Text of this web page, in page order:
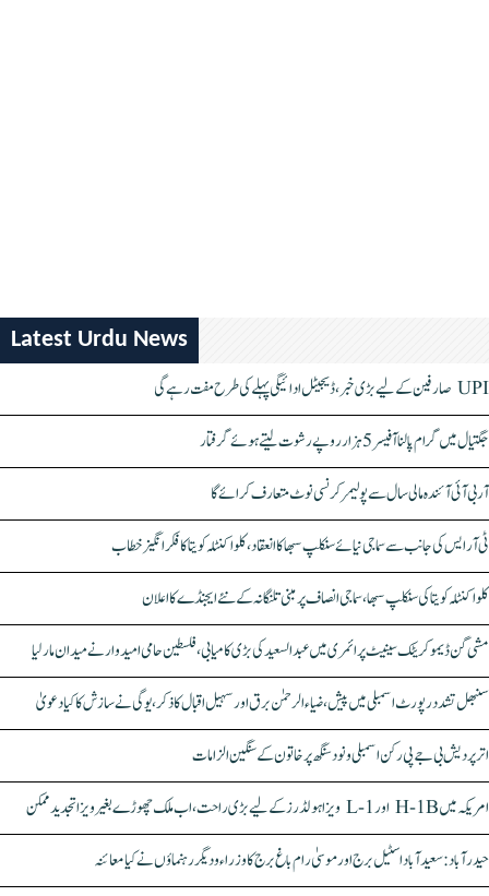
Latest Urdu News
UPI صارفین کے لیے بڑی خبر، ڈیجیٹل ادائیگی پہلے کی طرح مفت رہے گی
جگتیال میں گرام پالنا آفیسر 5 ہزار روپے رشوت لیتے ہوئے گرفتار
آر بی آئی آئندہ مالی سال سے پولیمر کرنسی نوٹ متعارف کرائے گا
ٹی آر ایس کی جانب سے سماجی نیائے سنکلپ سبھا کا انعقاد، کلواکنٹلہ کویتا کا فکر انگیز خطاب
کلواکنٹلہ کویتا کی سنکلپ سبھا، سماجی انصاف پر مبنی تلنگانہ کے نئے ایجنڈے کا اعلان
مشی گن ڈیموکریٹک سینیٹ پرائمری میں عبدالسعید کی بڑی کامیابی، فلسطین حامی امیدوار نے میدان مار لیا
سنبھل تشدد رپورٹ اسمبلی میں پیش، ضیاء الرحمٰن برق اور سہیل اقبال کا ذکر، یوگی نے سازش کا کیا دعویٰ
اتر پردیش بی جے پی رکن اسمبلی ونود سنگھ پر خاتون کے سنگین الزامات
امریکہ میں H-1B اور L-1 ویزا ہولڈرز کے لیے بڑی راحت، اب ملک چھوڑے بغیر ویزا تجدید ممکن
حیدرآباد: سعیدآباد اسٹیل برج اور موسیٰ رام باغ برج کا وزراء و دیگر رہنماؤں نے کیا معائنہ